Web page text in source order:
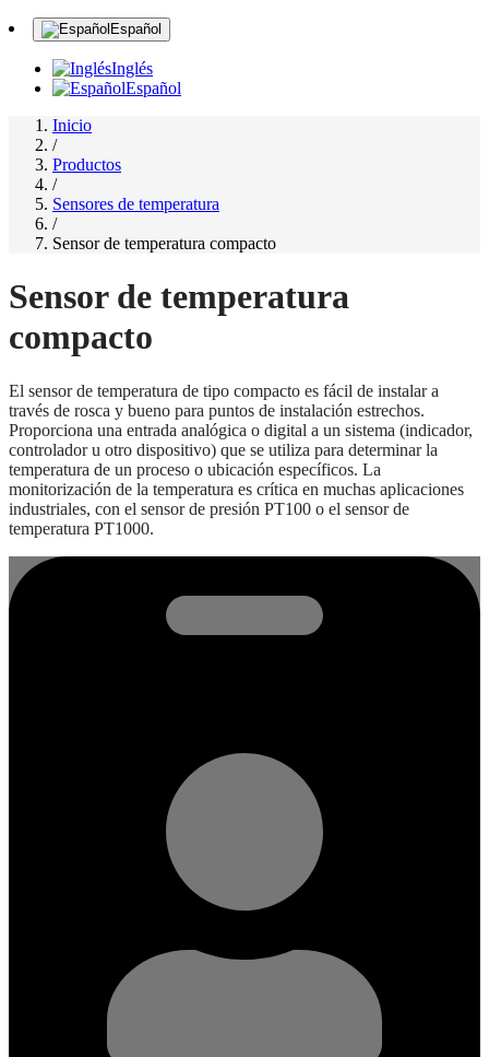
Español
Inglés
Español
Inicio
/
Productos
/
Sensores de temperatura
/
Sensor de temperatura compacto
Sensor de temperatura
compacto
El sensor de temperatura de tipo compacto es fácil de instalar a
través de rosca y bueno para puntos de instalación estrechos.
Proporciona una entrada analógica o digital a un sistema (indicador,
controlador u otro dispositivo) que se utiliza para determinar la
temperatura de un proceso o ubicación específicos. La
monitorización de la temperatura es crítica en muchas aplicaciones
industriales, con el sensor de presión PT100 o el sensor de
temperatura PT1000.